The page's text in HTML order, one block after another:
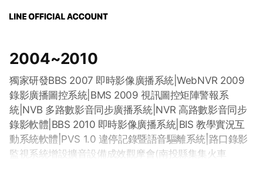
2004~2010
獨家研發BBS 2007 即時影像廣播系統|WebNVR 2009
錄影廣播圖控系統|BMS 2009 視訊圖控矩陣警報系
統|NVB 多路數影音同步廣播系統|NVR 高路數影音同步
錄影軟體|BBS 2010 即時影像廣播系統|BIS 教學實況互
動系統軟體|PVS 1.0 違停記錄暨語音驅離系統|路口錄影
監視系統增設擴音設備成效觀摩會(南投縣集集火車